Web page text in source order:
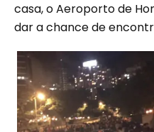
casa, o Aeroporto de
dar a chance de